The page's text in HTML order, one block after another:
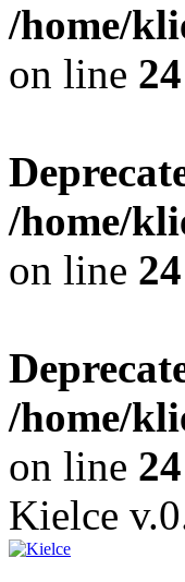
/home/
on line 24
/home/
on line 24
/home/
on line 24
Kielce